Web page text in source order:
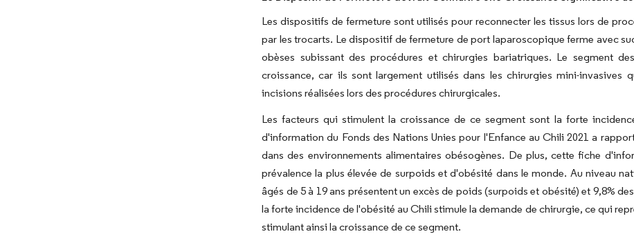
Les dispositifs de fermeture sont utilisés pour reconnecter les tissus lors de
par les trocarts. Le dispositif de fermeture de port laparoscopique ferme avec
obèses subissant des procédures et chirurgies bariatriques. Le segment
croissance, car ils sont largement utilisés dans les chirurgies mini-invasives
incisions réalisées lors des procédures chirurgicales.
Les facteurs qui stimulent la croissance de ce segment sont la forte
d'information du Fonds des Nations Unies pour l'Enfance au Chili 2021 a
dans des environnements alimentaires obésogènes. De plus, cette fiche
prévalence la plus élevée de surpoids et d'obésité dans le monde. Au niveau
âgés de 5 à 19 ans présentent un excès de poids (surpoids et obésité) et 9,8%
la forte incidence de l'obésité au Chili stimule la demande de chirurgie, ce qui
stimulant ainsi la croissance de ce segment.